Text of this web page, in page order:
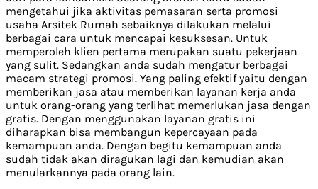
mengetahui jika aktivitas pemasaran serta promosi
usaha Arsitek Rumah sebaiknya dilakukan melalui
berbagai cara untuk mencapai kesuksesan. Untuk
memperoleh klien pertama merupakan suatu pekerjaan
yang sulit. Sedangkan anda sudah mengatur berbagai
macam strategi promosi. Yang paling efektif yaitu dengan
memberikan jasa atau memberikan layanan kerja anda
untuk orang-orang yang terlihat memerlukan jasa dengan
gratis. Dengan menggunakan layanan gratis ini
diharapkan bisa membangun kepercayaan pada
kemampuan anda. Dengan begitu kemampuan anda
sudah tidak akan diragukan lagi dan kemudian akan
menularkannya pada orang lain.